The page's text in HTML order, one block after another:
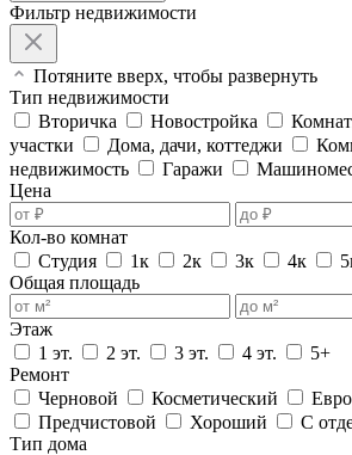
Фильтр недвижимости
Потяните вверх, чтобы развернуть
Тип недвижимости
Вторичка
Новостройка
участки
Дома, дачи, коттеджи
недвижимость
Гаражи
Цена
Кол-во комнат
Студия
1к 2к 3к 4к
Общая площадь
Этаж
1 эт.
2 эт. 3 эт. 4 эт.
5+
Ремонт
Черновой
Косметический Евро
Предчистовой
Хороший
С
Тип дома